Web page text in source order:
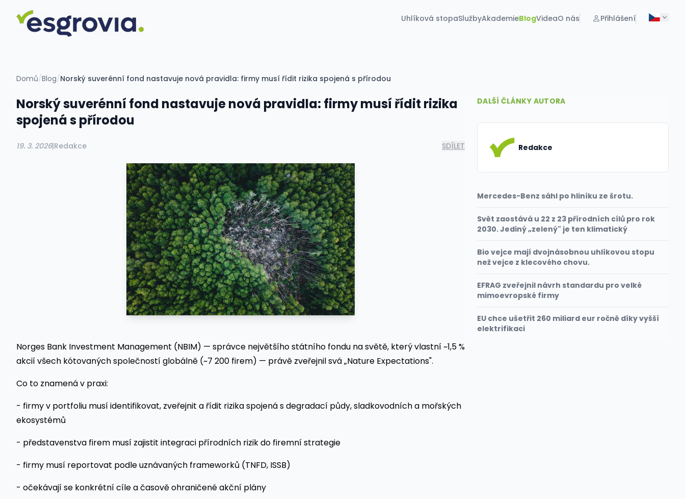
Uhlíková stopaSlužbyAkademieBlogVideaO nás Přihlášení
Domů/Blog/Norský suverénní fond nastavuje nová pravidla: firmy musí řídit rizika spojená s přírodou
Norský suverénní fond nastavuje nová pravidla: firmy musí řídit rizika
spojená s přírodou
19. 3. 2026|Redakce SDÍLET
Norges Bank Investment Management (NBIM) — správce největšího státního fondu na světě, který vlastní ~1,5 %
akcií všech kótovaných společností globálně (~7 200 firem) — právě zveřejnil svá „Nature Expectations".
Co to znamená v praxi:
- firmy v portfoliu musí identifikovat, zveřejnit a řídit rizika spojená s degradací půdy, sladkovodních a mořských
ekosystémů
- představenstva firem musí zajistit integraci přírodních rizik do firemní strategie
- firmy musí reportovat podle uznávaných frameworků (TNFD, ISSB)
- očekávají se konkrétní cíle a časově ohraničené akční plány
DALŠÍ ČLÁNKY AUTORA
Redakce
Mercedes-Benz sáhl po hliníku ze šrotu.
Svět zaostává u 22 z 23 přírodních cílů pro rok
2030. Jediný „zelený" je ten klimatický
Bio vejce mají dvojnásobnou uhlíkovou stopu
než vejce z klecového chovu.
EFRAG zveřejnil návrh standardu pro velké
mimoevropské firmy
EU chce ušetřit 260 miliard eur ročně díky vyšší
elektrifikaci